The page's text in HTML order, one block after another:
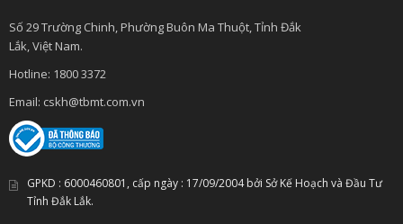
Số 29 Trường Chinh, Phường Buôn Ma Thuột, Tỉnh Đắk
Lắk, Việt Nam.
Hotline: 1800 3372
Email: cskh@tbmt.com.vn
GPKD : 6000460801 , cấp ngày : 17/09/2004bởi Sở Kế Hoạch và Đầu Tư
Tỉnh Đắk Lắk.